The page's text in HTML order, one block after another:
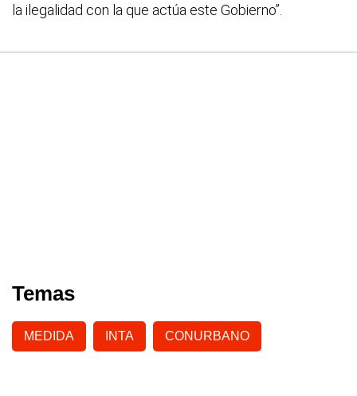
la ilegalidad con la que actúa este Gobierno”.
Temas
MEDIDA INTA CONURBANO